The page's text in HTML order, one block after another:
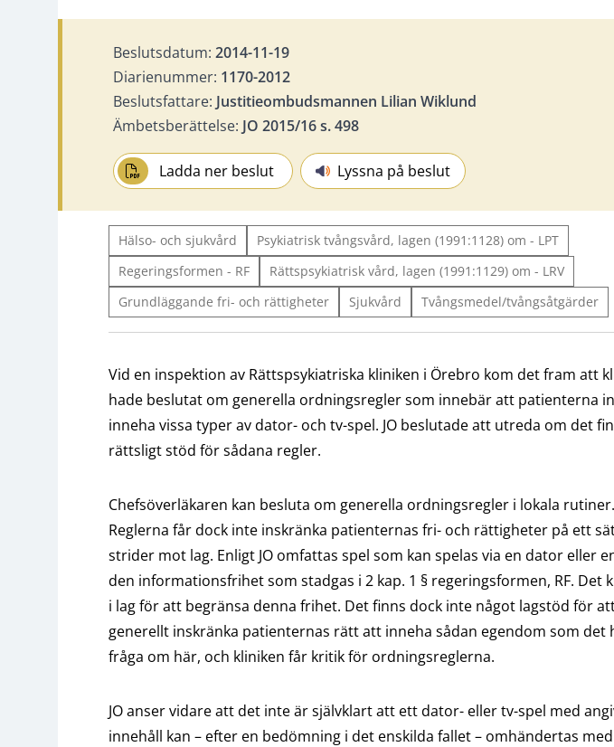
Beslutsdatum: 2014-11-19
Diarienummer: 1170-2012
Beslutsfattare: Justitieombudsmannen Lilian Wiklund
Ämbetsberättelse: JO 2015/16 s. 498
Ladda ner beslut Lyssna på beslut
Hälso- och sjukvård
Psykiatrisk tvångsvård, lagen (1991:1128) om - LPT
Regeringsformen - RF
Rättspsykiatrisk vård, lagen (1991:1129) om - LRV
Grundläggande fri- och rättigheter
Sjukvård Tvångsmedel/tvångsåtgärder
Vid en inspektion av Rättspsykiatriska kliniken i Örebro kom det fram att
hade beslutat om generella ordningsregler som innebär att patienterna
inneha vissa typer av dator- och tv-spel. JO beslutade att utreda om det
rättsligt stöd för sådana regler.
Chefsöverläkaren kan besluta om generella ordningsregler i lokala rutiner.
Reglerna får dock inte inskränka patienternas fri- och rättigheter på ett
strider mot lag. Enligt JO omfattas spel som kan spelas via en dator eller
den informationsfrihet som stadgas i 2 kap. 1 § regeringsformen, RF. Det
i lag för att begränsa denna frihet. Det finns dock inte något lagstöd för
generellt inskränka patienternas rätt att inneha sådan egendom som det
fråga om här, och kliniken får kritik för ordningsreglerna.
JO anser vidare att det inte är självklart att ett dator- eller tv-spel med
innehåll kan – efter en bedömning i det enskilda fallet – omhändertas